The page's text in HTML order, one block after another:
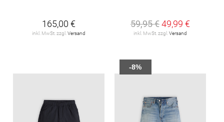
165,00 €
inkl. MwSt. zzgl. Versand
59,95 €49,99 €
inkl. MwSt. zzgl. Versand
-8%